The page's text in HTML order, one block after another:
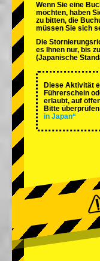
Wenn Sie eine
möchten, haben
zu bitten, die
müssen Sie sich
Die
es Ihnen nur, bis zu
(Japanische
Diese Aktivität
Führerschein
erlaubt, auf
Bitte
in Japan“